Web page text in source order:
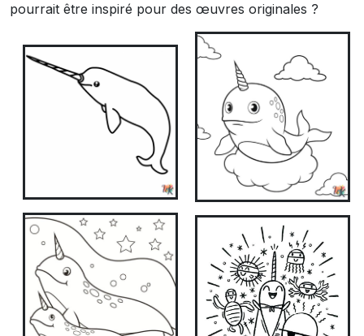
pourrait être inspiré pour des œuvres originales ?